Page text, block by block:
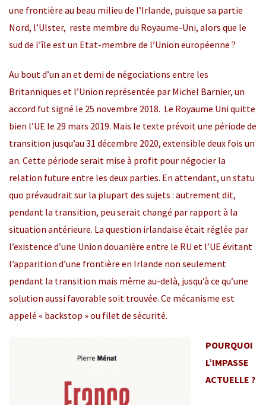
une frontière au beau milieu de l’Irlande, puisque sa partie
Nord, l’Ulster, reste membre du Royaume-Uni, alors que le
sud de l’île est un Etat-membre de l’Union européenne ?
Au bout d’un an et demi de négociations entre les
Britanniques et l’Union représentée par Michel Barnier, un
accord fut signé le 25 novembre 2018. Le Royaume Uni quitte
bien l’UE le 29 mars 2019. Mais le texte prévoit une période de
transition jusqu’au 31 décembre 2020, extensible deux fois un
an. Cette période serait mise à profit pour négocier la
relation future entre les deux parties. En attendant, un statu
quo prévaudrait sur la plupart des sujets : autrement dit,
pendant la transition, peu serait changé par rapport à la
situation antérieure. La question irlandaise était réglée par
l’existence d’une Union douanière entre le RU et l’UE évitant
l’apparition d’une frontière en Irlande non seulement
pendant la transition mais même au-delà, jusqu’à ce qu’une
solution aussi favorable soit trouvée. Ce mécanisme est
appelé « backstop » ou filet de sécurité.
POURQUOI
L’IMPASSE
ACTUELLE ?